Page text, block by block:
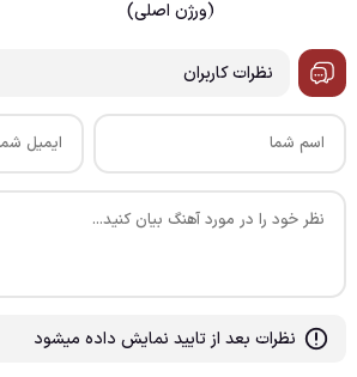
نظرات کاربران
نظرات بعد از تایید نمایش داده میشود